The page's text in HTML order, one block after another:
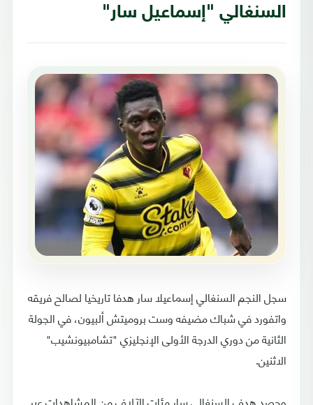
السنغالي "إسماعيل سار"
سجل النجم السنغالي إسماعيلا سار هدفا تاريخيا لصالح فريقه
واتفورد في شباك مضيفه وست بروميتش ألبيون، في الجولة
الثانية من دوري الدرجة الأولى الإنجليزي "تشامبيونشيب"
الاثنين.